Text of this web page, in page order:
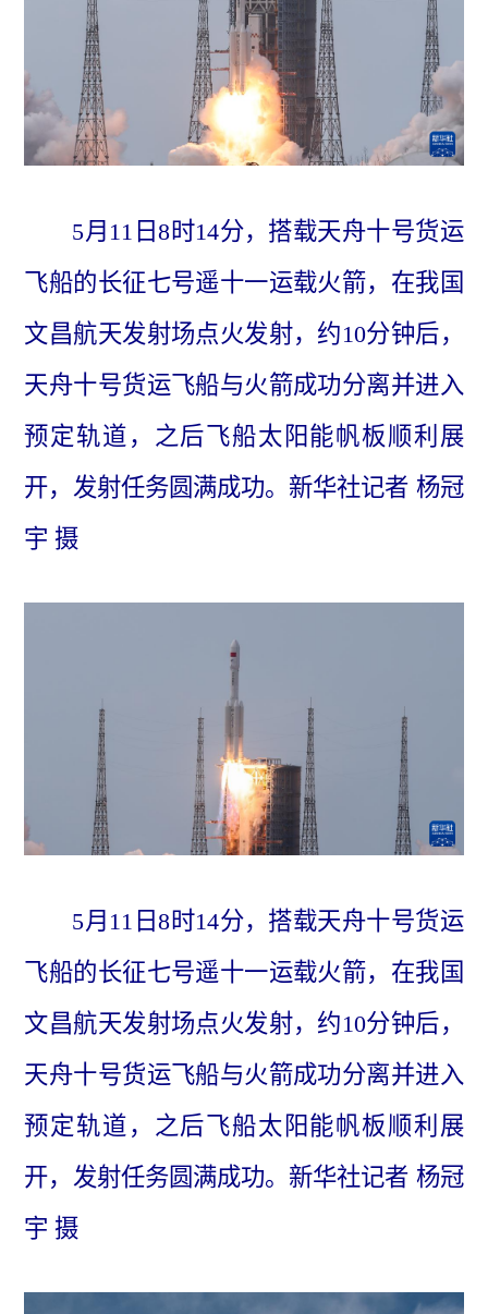
5月11日8时14分，搭载天舟十号货运
飞船的长征七号遥十一运载火箭，在我国
文昌航天发射场点火发射，约10分钟后，
天舟十号货运飞船与火箭成功分离并进入
预定轨道，之后飞船太阳能帆板顺利展
开，发射任务圆满成功。新华社记者 杨冠
宇 摄
5月11日8时14分，搭载天舟十号货运
飞船的长征七号遥十一运载火箭，在我国
文昌航天发射场点火发射，约10分钟后，
天舟十号货运飞船与火箭成功分离并进入
预定轨道，之后飞船太阳能帆板顺利展
开，发射任务圆满成功。新华社记者 杨冠
宇 摄